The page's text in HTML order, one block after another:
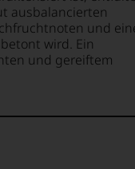
ausbalancierten
und
wird. Ein
und gereiftem